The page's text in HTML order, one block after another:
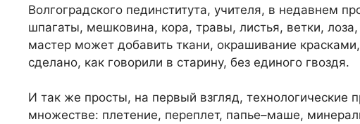
Волгоградского пединститута, учителя, в недавнем
шпагаты, мешковина, кора, травы, листья, ветки,
мастер может добавить ткани, окрашивание
сделано, как говорили в старину, без единого гвоздя.
И так же просты, на первый взгляд,
множестве: плетение, переплет, папье–маше,